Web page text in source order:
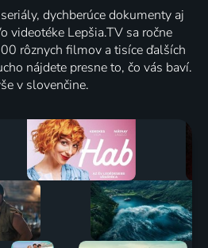
dychberúce dokumenty aj
videotéke Lepšia.TV sa ročne
rôznych filmov a tisíce ďalších
nájdete presne to, čo vás baví.
v slovenčine.